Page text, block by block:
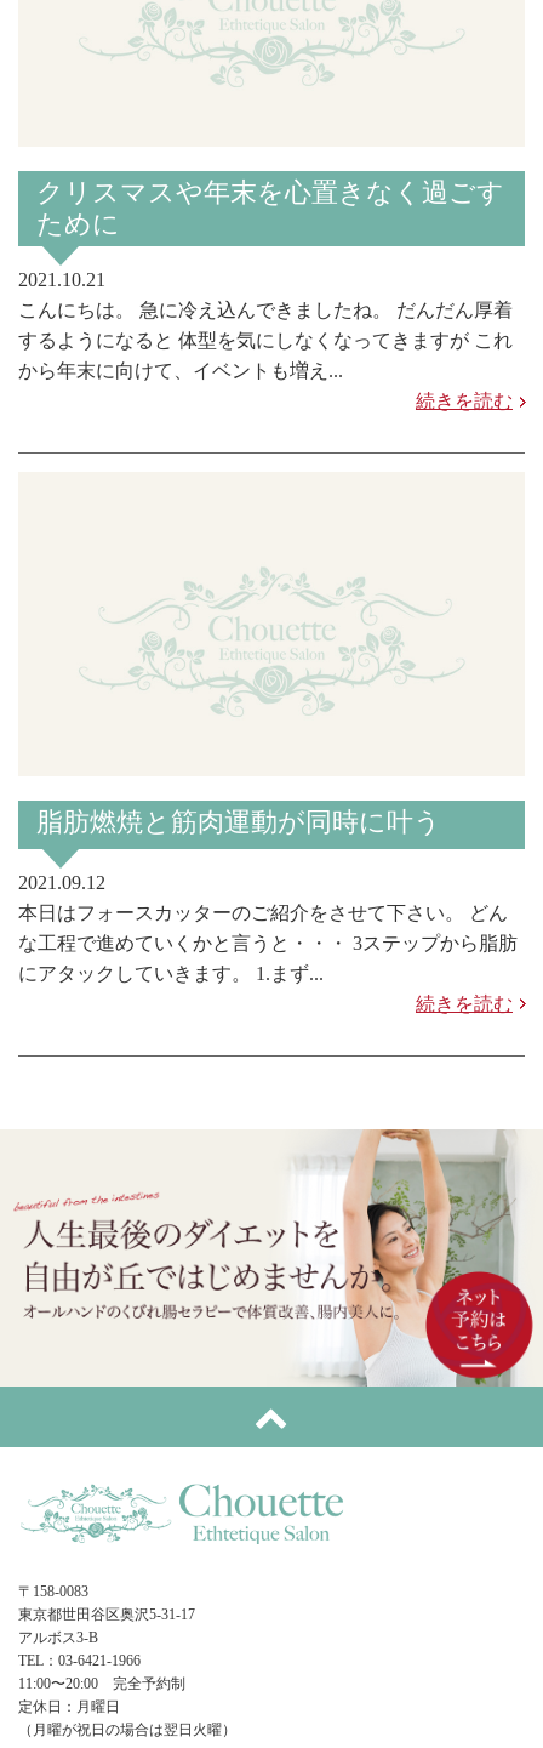
クリスマスや年末を心置きなく過ごす
ために
2021.10.21
こんにちは。 急に冷え込んできましたね。 だんだん厚着
するようになると 体型を気にしなくなってきますが これ
から年末に向けて、イベントも増え...
続きを読む
脂肪燃焼と筋肉運動が同時に叶う
2021.09.12
本日はフォースカッターのご紹介をさせて下さい。 どん
な工程で進めていくかと言うと・・・ 3ステップから脂肪
にアタックしていきます。 1.まず...
続きを読む
〒158-0083
東京都世田谷区奥沢5-31-17
アルボス3-B
TEL：03-6421-1966
11:00〜20:00 完全予約制
定休日：月曜日
（月曜が祝日の場合は翌日火曜）